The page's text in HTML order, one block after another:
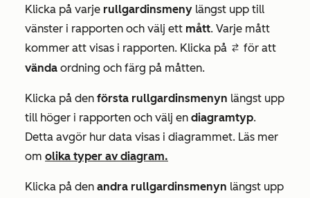
Klicka på varje rullgardinsmeny längst upp till
vänster i rapporten och välj ett mått. Varje mått
kommer att visas i rapporten. Klicka på switcher för att
vända ordning och färg på måtten.
Klicka på den första rullgardinsmenyn längst upp
till höger i rapporten och välj en diagramtyp.
Detta avgör hur data visas i diagrammet. Läs mer
om olika typer av diagram.
Klicka på den andra rullgardinsmenyn längst upp